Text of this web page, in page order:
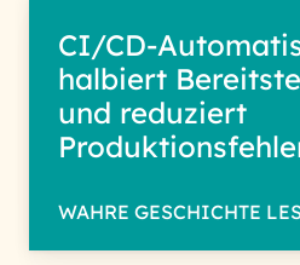
CI/CD-
halbiert
und reduziert
WAHRE GESCHICHTE